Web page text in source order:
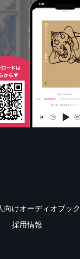
向けオーディオブック
採用情報